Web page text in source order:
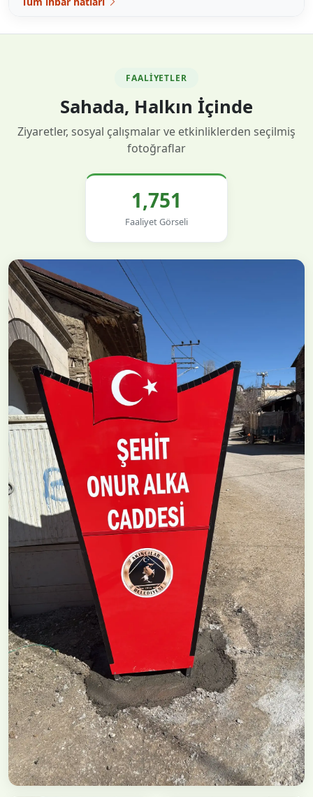
FAALIYETLER
Sahada, Halkın İçinde
Ziyaretler, sosyal çalışmalar ve etkinliklerden seçilmiş
fotoğraflar
1,751
Faaliyet Görseli